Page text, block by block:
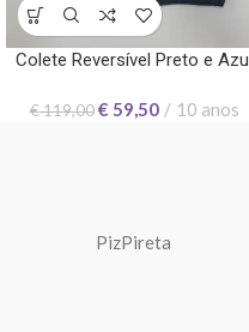
Colete Reversível Preto e Azul
€119,00 € 59,50 10 anos
PizPireta